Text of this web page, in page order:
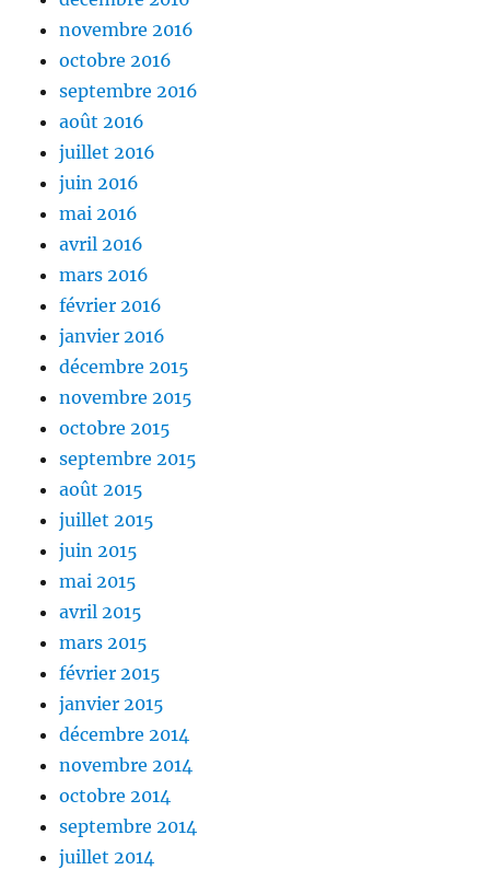
novembre 2016
octobre 2016
septembre 2016
août 2016
juillet 2016
juin 2016
mai 2016
avril 2016
mars 2016
février 2016
janvier 2016
décembre 2015
novembre 2015
octobre 2015
septembre 2015
août 2015
juillet 2015
juin 2015
mai 2015
avril 2015
mars 2015
février 2015
janvier 2015
décembre 2014
novembre 2014
octobre 2014
septembre 2014
juillet 2014